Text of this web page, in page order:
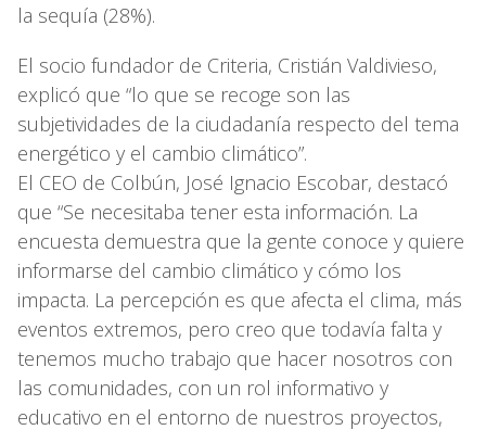
la sequía (28%).
El socio fundador de Criteria, Cristián Valdivieso,
explicó que “lo que se recoge son las
subjetividades de la ciudadanía respecto del tema
energético y el cambio climático”.
El CEO de Colbún, José Ignacio Escobar, destacó
que “Se necesitaba tener esta información. La
encuesta demuestra que la gente conoce y quiere
informarse del cambio climático y cómo los
impacta. La percepción es que afecta el clima, más
eventos extremos, pero creo que todavía falta y
tenemos mucho trabajo que hacer nosotros con
las comunidades, con un rol informativo y
educativo en el entorno de nuestros proyectos,